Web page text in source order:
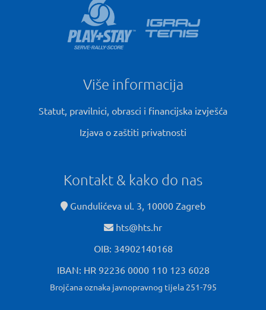
Više informacija
Statut, pravilnici, obrasci i financijska izvješća
Izjava o zaštiti privatnosti
Kontakt & kako do nas
Gundulićeva ul. 3, 10000 Zagreb
hts@hts.hr
OIB: 34902140168
IBAN: HR 92236 0000 110 123 6028
Brojčana oznaka javnopravnog tijela 251-795